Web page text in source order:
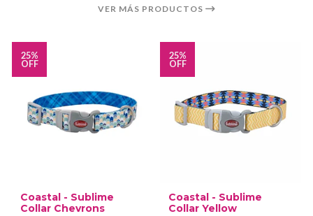
VER MÁS PRODUCTOS
25%
OFF
Coastal - Sublime
Collar Chevrons
25%
OFF
Coastal - Sublime
Collar Yellow